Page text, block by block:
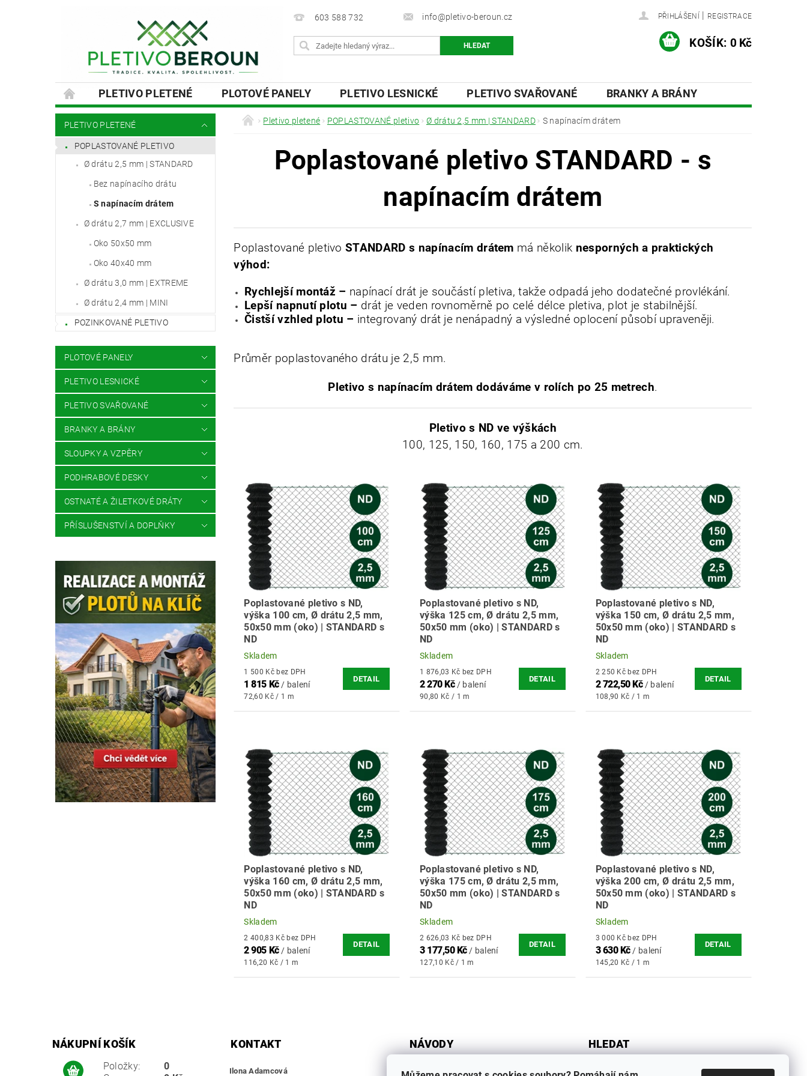
603 588 732 info@pletivo-beroun.cz PŘIHLÁŠENÍ | REGISTRACE
KOŠÍK: 0 Kč
PLETIVO PLETENÉ PLOTOVÉ PANELY PLETIVO LESNICKÉ PLETIVO SVAŘOVANÉ
BRANKY A BRÁNY
SLOUPKY A VZPĚRY
PODHRABOVÉ DESKY OSTNATÉ A ŽILETKOVÉ DRÁTY
PŘÍSLUŠENSTVÍ A DOPLŇKY
MONTÁŽE PLOTŮ A BRAN
PLETIVO PLETENÉ
POPLASTOVANÉ PLETIVO
Ø drátu 2,5 mm | STANDARD
Bez napínacího drátu
S napínacím drátem
Ø drátu 2,7 mm | EXCLUSIVE
Oko 50x50 mm
Oko 40x40 mm
Ø drátu 3,0 mm | EXTREME
Ø drátu 2,4 mm | MINI
POZINKOVANÉ PLETIVO
PLOTOVÉ PANELY
PLETIVO LESNICKÉ
PLETIVO SVAŘOVANÉ
BRANKY A BRÁNY
SLOUPKY A VZPĚRY
PODHRABOVÉ DESKY
OSTNATÉ A ŽILETKOVÉ DRÁTY
PŘÍSLUŠENSTVÍ A DOPLŇKY
Pletivo pletené POPLASTOVANÉ pletivo Ø drátu 2,5 mm | STANDARD S napínacím drátem
Poplastované pletivo STANDARD - s
napínacím drátem
Poplastované pletivoSTANDARD s napínacím drátem má několik nesporných a praktických
výhod:
Rychlejší montáž – napínací drát je součástí pletiva, takže odpadá jeho dodatečné provlékání.
Lepší napnutí plotu – drát je veden rovnoměrně po celé délce pletiva, plot je stabilnější.
Čistší vzhled plotu – integrovaný drát je nenápadný a výsledné oplocení působí upraveněji.
Průměr poplastovaného drátu je 2,5 mm.
Pletivo s napínacím drátem dodáváme v rolích po 25 metrech.
Pletivo s ND ve výškách
100, 125, 150, 160, 175 a 200 cm.
Poplastované pletivo s ND,
výška 100 cm, Ø drátu 2,5 mm,
50x50 mm (oko) | STANDARD s
ND
Skladem
1 500 Kč bez DPH
1 815 Kč / balení
72,60 Kč / 1 m
DETAIL
Poplastované pletivo s ND,
výška 125 cm, Ø drátu 2,5 mm,
50x50 mm (oko) | STANDARD s
ND
Skladem
1 876,03 Kč bez DPH
2 270 Kč / balení
90,80 Kč / 1 m
DETAIL
Poplastované pletivo s ND,
výška 150 cm, Ø drátu 2,5 mm,
50x50 mm (oko) | STANDARD s
ND
Skladem
2 250 Kč bez DPH
2 722,50 Kč / balení
108,90 Kč / 1 m
DETAIL
Poplastované pletivo s ND,
výška 160 cm, Ø drátu 2,5 mm,
50x50 mm (oko) | STANDARD s
ND
Skladem
2 400,83 Kč bez DPH
2 905 Kč / balení
116,20 Kč / 1 m
DETAIL
Poplastované pletivo s ND,
výška 175 cm, Ø drátu 2,5 mm,
50x50 mm (oko) | STANDARD s
ND
Skladem
2 626,03 Kč bez DPH
3 177,50 Kč / balení
127,10 Kč / 1 m
DETAIL
Poplastované pletivo s ND,
výška 200 cm, Ø drátu 2,5 mm,
50x50 mm (oko) | STANDARD s
ND
Skladem
3 000 Kč bez DPH
3 630 Kč / balení
145,20 Kč / 1 m
DETAIL
NÁKUPNÍ KOŠÍK
Položky:
0
KONTAKT
Ilona Adamcová
NÁVODY HLEDAT